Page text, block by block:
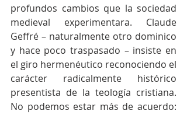
profundos cambios que la sociedad
medieval experimentara. Claude
Geffré – naturalmente otro dominico
y hace poco traspasado – insiste en
el giro hermenéutico reconociendo el
carácter radicalmente histórico
presentista de la teología cristiana.
No podemos estar más de acuerdo: